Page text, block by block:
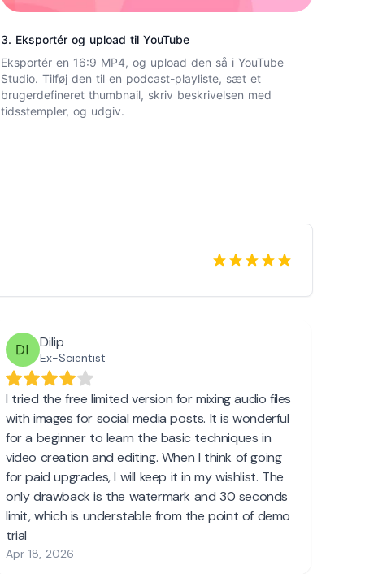
3. Eksportér og upload til YouTube
Eksportér en 16:9 MP4, og upload den så i YouTube
Studio. Tilføj den til en podcast-playliste, sæt et
brugerdefineret thumbnail, skriv beskrivelsen med
tidsstempler, og udgiv.